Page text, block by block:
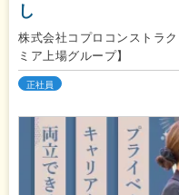
し
株式会社コプロコンストラ
ミア上場グループ】
正社員